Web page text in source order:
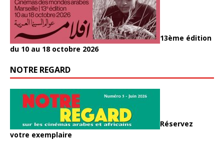
13ème édition
du 10 au 18 octobre 2026
NOTRE REGARD
Réservez
votre exemplaire